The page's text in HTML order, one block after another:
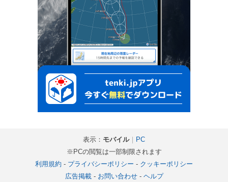
表示： モバイル｜ PC
※PCの閲覧は一部制限されます
利用規約 - プライバシーポリシー - クッキーポリシー
広告掲載- お問い合わせ- ヘルプ